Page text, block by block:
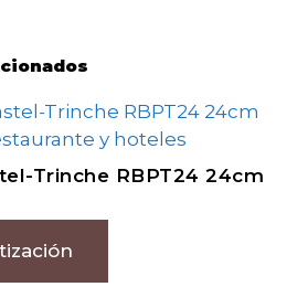
Trinche RBPT24 24cm